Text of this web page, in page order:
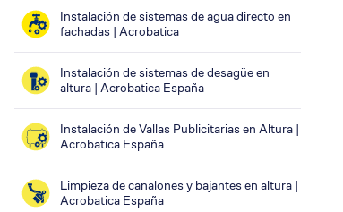
Instalación de sistemas de agua directo en
fachadas | Acrobatica
Instalación de sistemas de desagüe en
altura | Acrobatica España
Instalación de Vallas Publicitarias en Altura |
Acrobatica España
Limpieza de canalones y bajantes en altura |
Acrobatica España